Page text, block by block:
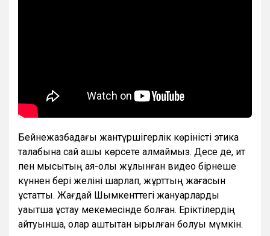
Бейнежазбадағы жантүршігерлік көріністі этика
талабына сай ашық көрсете алмаймыз. Десе де, ит
пен мысықтың аяқ-қолы жұлынған видео бірнеше
күннен бері желіні шарлап, жұрттың жағасын
ұстатты. Жағдай Шымкенттегі жануарларды
уақытша ұстау мекемесінде болған. Еріктілердің
айтуынша, олар аштықтан қырылған болуы мүмкін.